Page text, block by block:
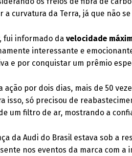
a curvatura da Terra, já que não
fui informado davelocidade
interessante e
e por conquistar um prêmio
ação por dois dias, mais de 50
isso, só precisou de
um filtro de ar, mostrando a
da Audi do Brasil estava sob a
nos eventos da marca com a